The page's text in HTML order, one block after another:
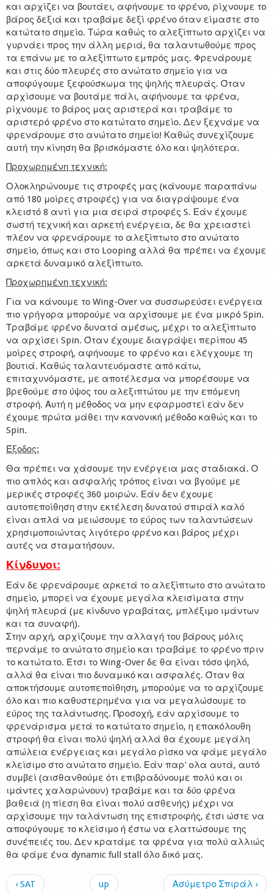
και αρχίζει να βουτάει, αφήνουμε το φρένο, ρίχνουμε το
βάρος δεξιά και τραβάμε δεξί φρένο όταν είμαστε στο
κατώτατο σημείο. Τώρα καθώς το αλεξίπτωτο αρχίζει να
γυρνάει προς την άλλη μεριά, θα ταλαντωθούμε προς
τα επάνω με το αλεξίπτωτο εμπρός μας. Φρενάρουμε
και στις δύο πλευρές στο ανώτατο σημείο για να
αποφύγουμε ξεφούσκωμα της ψηλής πλευράς. Όταν
αρχίσουμε να βουτάμε πάλι, αφήνουμε τα φρένα,
ρίχνουμε το βάρος μας αριστερά και τραβάμε το
αριστερό φρένο στο κατώτατο σημείο. Δεν ξεχνάμε να
φρενάρουμε στο ανώτατο σημείο! Καθώς συνεχίζουμε
αυτή την κίνηση θα βρισκόμαστε όλο και ψηλότερα.
Προχωρημένη τεχνική:
Ολοκληρώνουμε τις στροφές μας (κάνουμε παραπάνω
από 180 μοίρες στροφές) για να διαγράψουμε ένα
κλειστό 8 αντί για μια σειρά στροφές S. Εάν έχουμε
σωστή τεχνική και αρκετή ενέργεια, δε θα χρειαστεί
πλέον να φρενάρουμε το αλεξίπτωτο στο ανώτατο
σημείο, όπως και στο Looping αλλά θα πρέπει να έχουμε
αρκετά δυναμικό αλεξίπτωτο.
Προχωρημένη τεχνική:
Για να κάνουμε το Wing-Over να συσσωρεύσει ενέργεια
πιο γρήγορα μπορούμε να αρχίσουμε με ένα μικρό Spin.
Τραβάμε φρένo δυνατά αμέσως, μέχρι το αλεξίπτωτο
να αρχίσει Spin. Όταν έχουμε διαγράψει περίπου 45
μοίρες στροφή, αφήνουμε τo φρένo και ελέγχουμε τη
βουτιά. Καθώς ταλαντευόμαστε από κάτω,
επιταχυνόμαστε, με αποτέλεσμα να μπορέσουμε να
βρεθούμε στο ύψος του αλεξιπτώτου με την επόμενη
στροφή. Αυτή η μέθοδος να μην εφαρμοστεί εάν δεν
έχουμε πρώτα μάθει την κανονική μέθοδο καθώς και το
Spin.
Έξοδος:
Θα πρέπει να χάσουμε την ενέργεια μας σταδιακά. Ο
πιο απλός και ασφαλής τρόπος είναι να βγούμε με
μερικές στροφές 360 μοιρών. Εάν δεν έχουμε
αυτοπεποίθηση στην εκτέλεση δυνατού σπιράλ καλό
είναι απλά να μειώσουμε το εύρος των ταλαντώσεων
χρησιμοποιώντας λιγότερο φρένο και βάρος μέχρι
αυτές να σταματήσουν.
Κίνδυνοι:
Εάν δε φρενάρουμε αρκετά το αλεξίπτωτο στο ανώτατο
σημείο, μπορεί να έχουμε μεγάλα κλεισίματα στην
ψηλή πλευρά (με κίνδυνο γραβάτας, μπλέξιμο ιμάντων
και τα συναφή).
Στην αρχή, αρχίζουμε την αλλαγή του βάρους μόλις
περνάμε το ανώτατο σημείο και τραβάμε το φρένο πριν
το κατώτατο. Έτσι το Wing-Over δε θα είναι τόσο ψηλό,
αλλά θα είναι πιο δυναμικό και ασφαλές. Όταν θα
αποκτήσουμε αυτοπεποίθηση, μπορούμε να το αρχίζουμε
όλο και πιο καθυστερημένα για να μεγαλώσουμε το
εύρος της ταλάντωσης. Προσοχή, εάν αρχίσουμε το
φρενάρισμα μετά το κατώτατο σημείο, η επακόλουθη
στροφή θα είναι πολύ ψηλή αλλά θα έχουμε μεγάλη
απώλεια ενέργειας και μεγάλο ρίσκο να φάμε μεγάλο
κλείσιμο στο ανώτατο σημείο. Εάν παρ' ολα αυτά, αυτό
συμβεί (αισθανθούμε ότι επιβραδύνουμε πολύ και οι
ιμάντες χαλαρώνουν) τραβάμε και τα δύο φρένα
βαθειά (η πίεση θα είναι πολύ ασθενής) μέχρι να
αρχίσουμε την ταλάντωση της επιστροφής, έτσι ώστε να
αποφύγουμε το κλείσιμο ή έστω να ελαττώσουμε της
συνέπειές του. Δεν κρατάμε τα φρένα για πολύ αλλιώς
θα φάμε ένα dynamic full stall όλο δικό μας.
‹ SAT up Ασύμετρο Σπιράλ ›